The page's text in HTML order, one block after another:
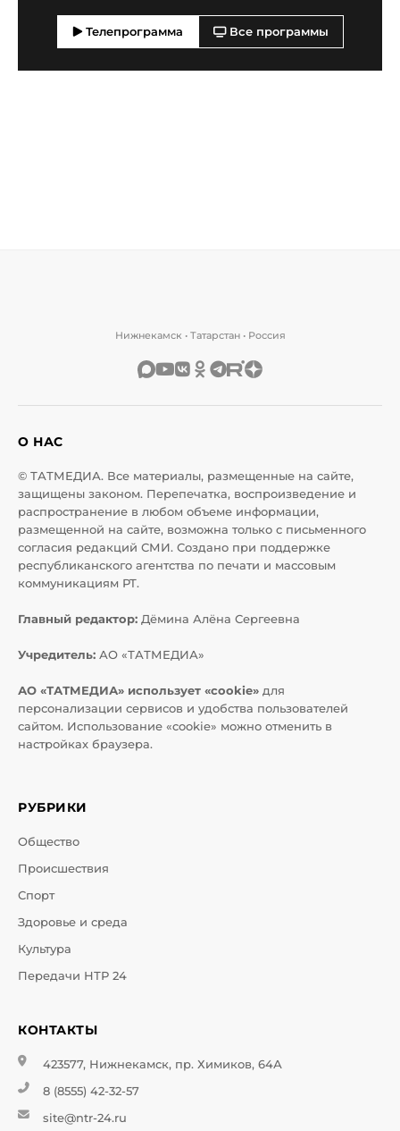
Телепрограмма Все программы
Нижнекамск • Татарстан • Россия
О НАС
© ТАТМЕДИА. Все материалы, размещенные на сайте,
защищены законом. Перепечатка, воспроизведение и
распространение в любом объеме информации,
размещенной на сайте, возможна только с письменного
согласия редакций СМИ. Создано при поддержке
республиканского агентства по печати и массовым
коммуникациям РТ.
Главный редактор: Дёмина Алёна Сергеевна
Учредитель: АО «ТАТМЕДИА»
АО «ТАТМЕДИА» использует «cookie» для
персонализации сервисов и удобства пользователей
сайтом. Использование «cookie» можно отменить в
настройках браузера.
РУБРИКИ
Общество
Происшествия
Спорт
Здоровье и среда
Культура
Передачи НТР 24
КОНТАКТЫ
423577, Нижнекамск, пр. Химиков, 64А
8 (8555) 42-32-57
site@ntr-24.ru